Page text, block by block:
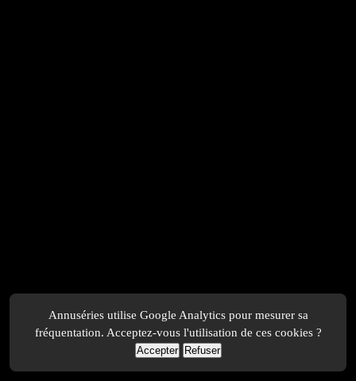
Annuséries utilise Google Analytics pour mesurer sa
fréquentation. Acceptez-vous l'utilisation de ces cookies ?
Accepter Refuser